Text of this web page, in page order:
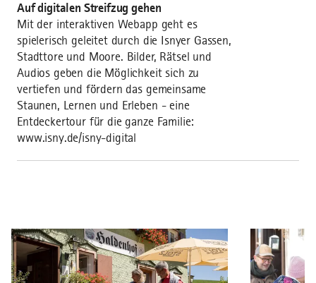
Auf digitalen Streifzug gehen
Mit der interaktiven Webapp geht es
spielerisch geleitet durch die Isnyer Gassen,
Stadttore und Moore. Bilder, Rätsel und
Audios geben die Möglichkeit sich zu
vertiefen und fördern das gemeinsame
Staunen, Lernen und Erleben - eine
Entdeckertour für die ganze Familie:
www.isny.de/isny-digital